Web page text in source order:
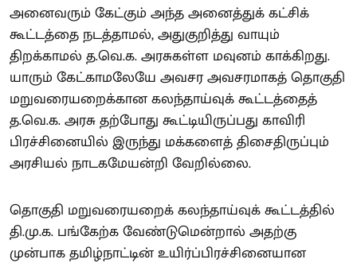
அனைவரும் கேட்கும் அந்த அனைத்துக் கட்சிக்
கூட்டத்தை நடத்தாமல், அதுகுறித்து வாயும்
திறக்காமல் த.வெ.க. அரசுகள்ள மவுனம் காக்கிறது.
யாரும் கேட்காமலேயே அவசர அவசரமாகத் தொகுதி
மறுவரையறைக்கான கலந்தாய்வுக் கூட்டத்தைத்
த.வெ.க. அரசு தற்போது கூட்டியிருப்பது காவிரி
பிரச்சினையில் இருந்து மக்களைத் திசைதிருப்பும்
அரசியல் நாடகமேயன்றி வேறில்லை.
தொகுதி மறுவரையறைக் கலந்தாய்வுக் கூட்டத்தில்
தி.மு.க. பங்கேற்க வேண்டுமென்றால் அதற்கு
முன்பாக தமிழ்நாட்டின் உயிர்ப்பிரச்சினையான